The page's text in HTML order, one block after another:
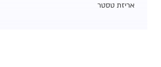
אריזת טסטר